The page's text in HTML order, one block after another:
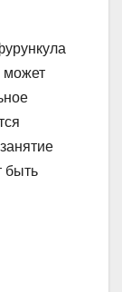
может
быть